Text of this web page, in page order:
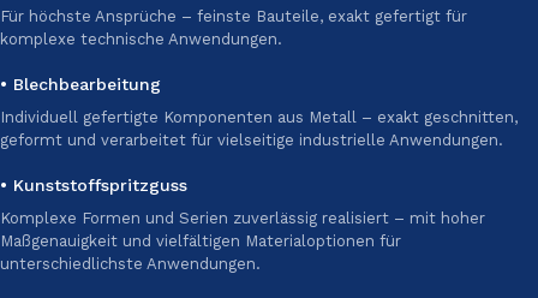
Für höchste Ansprüche – feinste Bauteile, exakt gefertigt für
komplexe technische Anwendungen.
• Blechbearbeitung
Individuell gefertigte Komponenten aus Metall – exakt geschnitten,
geformt und verarbeitet für vielseitige industrielle Anwendungen.
• Kunststoffspritzguss
Komplexe Formen und Serien zuverlässig realisiert – mit hoher
Maßgenauigkeit und vielfältigen Materialoptionen für
unterschiedlichste Anwendungen.